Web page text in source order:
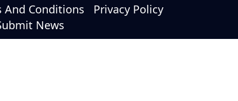
And Conditions
Privacy Policy
News